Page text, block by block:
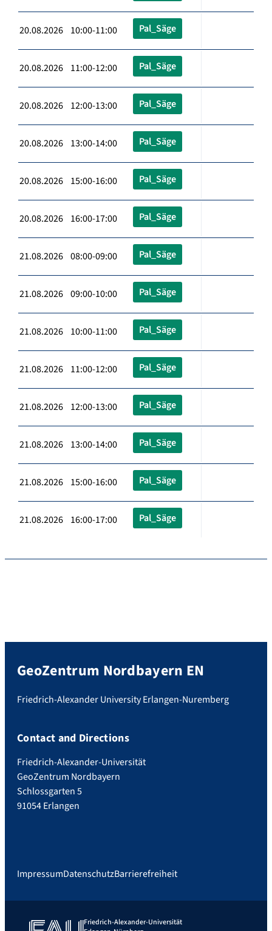
20.08.2026 10:00-11:00 Pal_Säge
20.08.2026 11:00-12:00 Pal_Säge
20.08.2026 12:00-13:00 Pal_Säge
20.08.2026 13:00-14:00 Pal_Säge
20.08.2026 15:00-16:00 Pal_Säge
20.08.2026 16:00-17:00 Pal_Säge
21.08.2026 08:00-09:00 Pal_Säge
21.08.2026 09:00-10:00 Pal_Säge
21.08.2026 10:00-11:00 Pal_Säge
21.08.2026 11:00-12:00 Pal_Säge
21.08.2026 12:00-13:00 Pal_Säge
21.08.2026 13:00-14:00 Pal_Säge
21.08.2026 15:00-16:00 Pal_Säge
21.08.2026 16:00-17:00 Pal_Säge
GeoZentrum Nordbayern EN
Friedrich-Alexander University Erlangen-Nuremberg
Contact and Directions
Friedrich-Alexander-Universität
GeoZentrum Nordbayern
Schlossgarten 5
91054 Erlangen
ImpressumDatenschutzBarrierefreiheit
Friedrich-Alexander-Universität